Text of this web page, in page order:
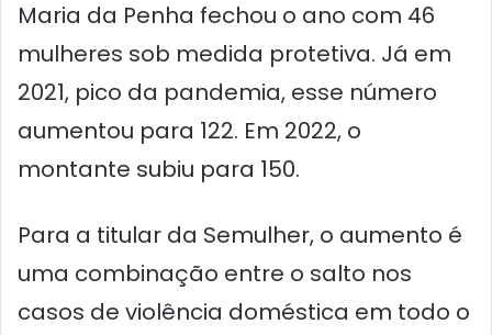
Maria da Penha fechou o ano com 46
mulheres sob medida protetiva. Já em
2021, pico da pandemia, esse número
aumentou para 122. Em 2022, o
montante subiu para 150.
Para a titular da Semulher, o aumento é
uma combinação entre o salto nos
casos de violência doméstica em todo o